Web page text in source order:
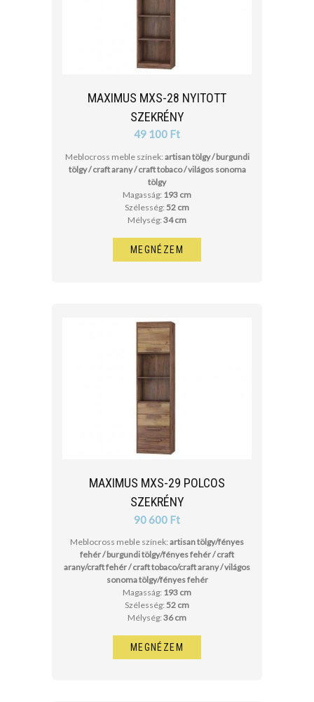
MAXIMUS MXS-28 NYITOTT
SZEKRÉNY
49 100 Ft
Meblocross meble színek: artisan tölgy / burgundi
tölgy / craft arany / craft tobaco / világos sonoma
tölgy
Magasság: 193 cm
Szélesség: 52 cm
Mélység: 34 cm
MEGNÉZEM
MAXIMUS MXS-29 POLCOS
SZEKRÉNY
90 600 Ft
Meblocross meble színek: artisan tölgy/fényes
fehér / burgundi tölgy/fényes fehér / craft
arany/craft fehér / craft tobaco/craft arany / világos
sonoma tölgy/fényes fehér
Magasság: 193 cm
Szélesség: 52 cm
Mélység: 36 cm
MEGNÉZEM